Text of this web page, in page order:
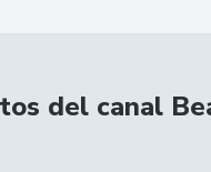
del canal